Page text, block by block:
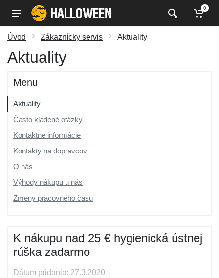
0
Úvod Zákaznícky servis Aktuality
Aktuality
Menu
Aktuality
Často kladené otázky
Kontaktné informácie
Kontakty na dopravcov
O nás
Výhody nákupu u nás
Zmeny pracovného času
K nákupu nad 25 € hygienická ústnej
rúška zadarmo
Dátum pridania: 27.3.2020